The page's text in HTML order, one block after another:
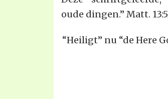
oude dingen.” Matt.
“Heiligt” nu “de Here